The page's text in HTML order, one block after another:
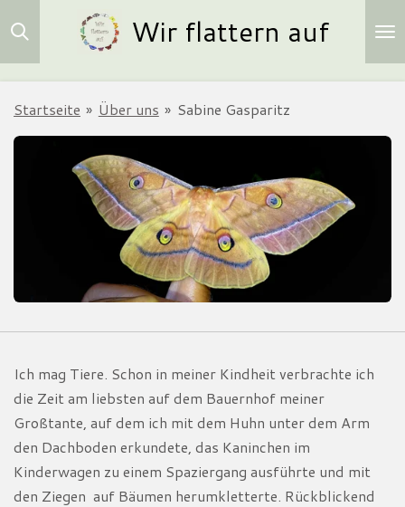
Zum
Hauptinhalt
Wir flattern auf
Startseite » Über uns » Sabine Gasparitz
Ich mag Tiere. Schon in meiner Kindheit verbrachte ich
die Zeit am liebsten auf dem Bauernhof meiner
Großtante, auf dem ich mit dem Huhn unter dem Arm
den Dachboden erkundete, das Kaninchen im
Kinderwagen zu einem Spaziergang ausführte und mit
den Ziegen auf Bäumen herumkletterte. Rückblickend